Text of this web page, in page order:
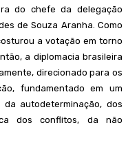
do chefe da delegação
de Souza Aranha. Como
a votação em torno
a diplomacia brasileira
direcionado para os
fundamentado em um
autodeterminação, dos
dos conflitos, da não